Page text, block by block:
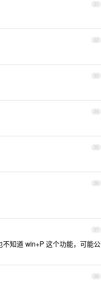
31
32
33
34
35
36
37
知道 win+P 这个功能，可能公
38